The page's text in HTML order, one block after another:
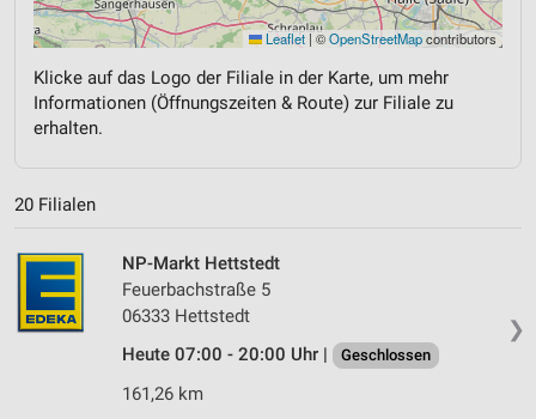
Leaflet |©OpenStreetMapcontributors
Klicke auf das Logo der Filiale in der Karte, um mehr
Informationen (Öffnungszeiten & Route) zur Filiale zu
erhalten.
20 Filialen
❯
NP-Markt Hettstedt
Feuerbachstraße 5
06333 Hettstedt
Heute 07:00 - 20:00 Uhr |
Geschlossen
161,26 km